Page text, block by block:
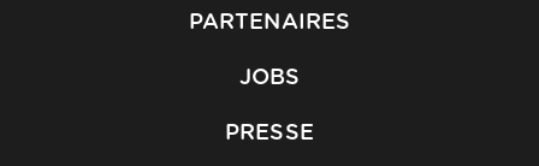
PARTENAIRES
JOBS
PRESSE